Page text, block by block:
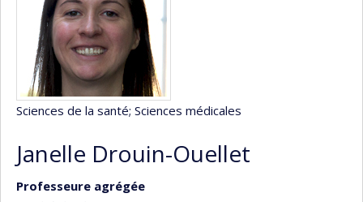
Sciences de la santé; Sciences médicales
Janelle Drouin-Ouellet
Professeure agrégée